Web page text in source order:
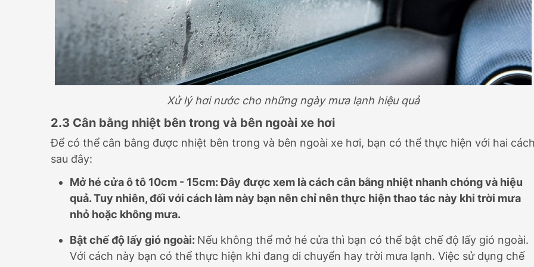
Xử lý hơi nước cho những ngày mưa lạnh hiệu quả
2.3 Cân bằng nhiệt bên trong và bên ngoài xe hơi
Để có thể cân bằng được nhiệt bên trong và bên ngoài xe hơi, bạn có thể thực hiện với hai
sau đây:
Mở hé cửa ô tô 10cm - 15cm:Đây được xem là cách cân bằng nhiệt nhanh chóng và hiệu
quả. Tuy nhiên, đối với cách làm này bạn nên chỉ nên thực hiện thao tác này khi trời mưa
nhỏ hoặc không mưa.
Bật chế độ lấy gió ngoài: Nếu không thể mở hé cửa thì bạn có thể bật chế độ lấy gió ngoài.
Với cách này bạn có thể thực hiện khi đang di chuyển hay trời mưa lạnh. Việc sử dụng chế